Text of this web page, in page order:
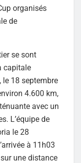
organisés
de
se sont
capitale
le 18 septembre
4.600 km,
avec un
L’équipe de
le 28
à 11h03
une distance